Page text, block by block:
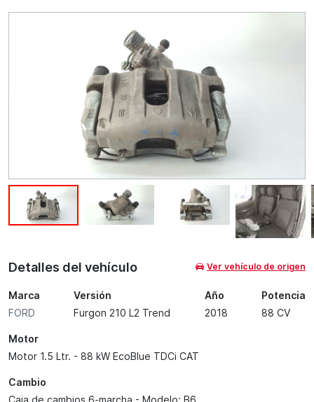
Detalles del vehículo Ver vehículo de origen
Marca
FORD
Versión
Furgon 210 L2 Trend
Año
2018
Potencia
88 CV
Motor
Motor 1.5 Ltr. - 88 kW EcoBlue TDCi CAT
Cambio
Caja de cambios 6-marcha - Modelo: B6